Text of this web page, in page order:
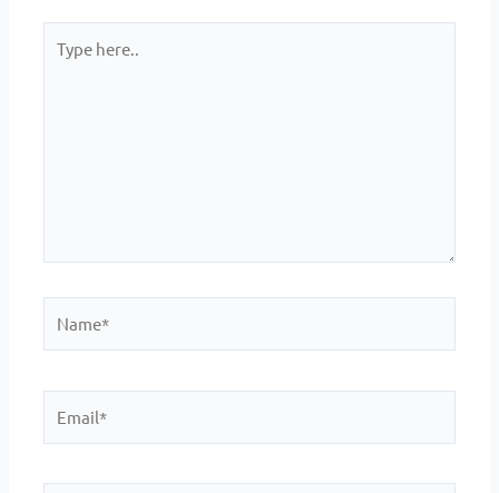
here..